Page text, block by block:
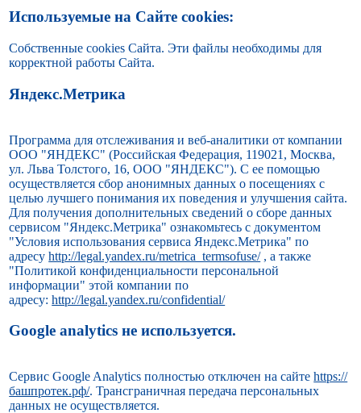
Используемые на Сайте cookies:
Собственные cookies Сайта. Эти файлы необходимы для
корректной работы Сайта.
Яндекс.Метрика
Программа для отслеживания и веб-аналитики от компании
ООО "ЯНДЕКС" (Российская Федерация, 119021, Москва,
ул. Льва Толстого, 16, ООО "ЯНДЕКС"). С ее помощью
осуществляется сбор анонимных данных о посещениях с
целью лучшего понимания их поведения и улучшения сайта.
Для получения дополнительных сведений о сборе данных
сервисом "Яндекс.Метрика" ознакомьтесь с документом
"Условия использования сервиса Яндекс.Метрика" по
адресуhttp://legal.yandex.ru/metrica_termsofuse/, а также
"Политикой конфиденциальности персональной
информации" этой компании по
адресу:http://legal.yandex.ru/confidential/
Google analytics не используется.
Сервис Google Analytics полностью отключен на сайтеhttps://
башпротек.рф/. Трансграничная передача персональных
данных не осуществляется.